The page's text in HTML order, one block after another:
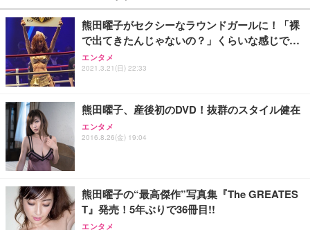
￥27,999
Sezlife オフィスチェア デスクチェア 疲れない テレ
ワーク チェア 強化バックレスト 30度ロッキング機
能 人間工学 椅子 腰サポート 90度跳ね上げ式アーム
務用 おしゃれ パソコンチェア (ブラック)
Sezlife オフィスチェア デスクチェア 疲れない テレ
ワーク チェア 強化バックレスト 30度ロッキング機
務用 おしゃれ パソコンチェア (ホワイト)
ANDWINT オフィスチェア デスクチェア 肘なし メ
ッシュ 通気性 ランバーサポート付き 腰サポート ガ
￥109,572
【純正品】27"ゲーミングモニター DualSense 充電
フック付き（CFI-ZDM1J）
【整備済み品】Dell E2724HS 27インチ 液晶モニタ
ー フルHD（1920×1080）VA 非光沢 HDMI/DisplayP
【MiniLED/24.5inch/280Hz/FHD】GRAPHT THE S
HOOTER Gaming Monitor 24” Essential ゲーミン
￥3,234
ネオ・ルーライフ ネオ・オムツ L 中型犬用 26枚入
り 単品
Smart Basic(スマートベーシック) 【Amazon.co.jp
限定】 Smart Basic アイリスオーヤマ ペットシーツ
アイリスオーヤマ ペットシーツ 超厚型 お徳用 レギ
熊田曜子がセクシーなラウンドガールに！「裸
で出てきたんじゃないの？」くらいな感じで…
エンタメ
2021.3.21(日) 22:33
熊田曜子、産後初のDVD！抜群のスタイル健在
エンタメ
2016.8.26(金) 19:04
熊田曜子の“最高傑作”写真集『The GREATES
T』発売！5年ぶりで36冊目!!
エンタメ